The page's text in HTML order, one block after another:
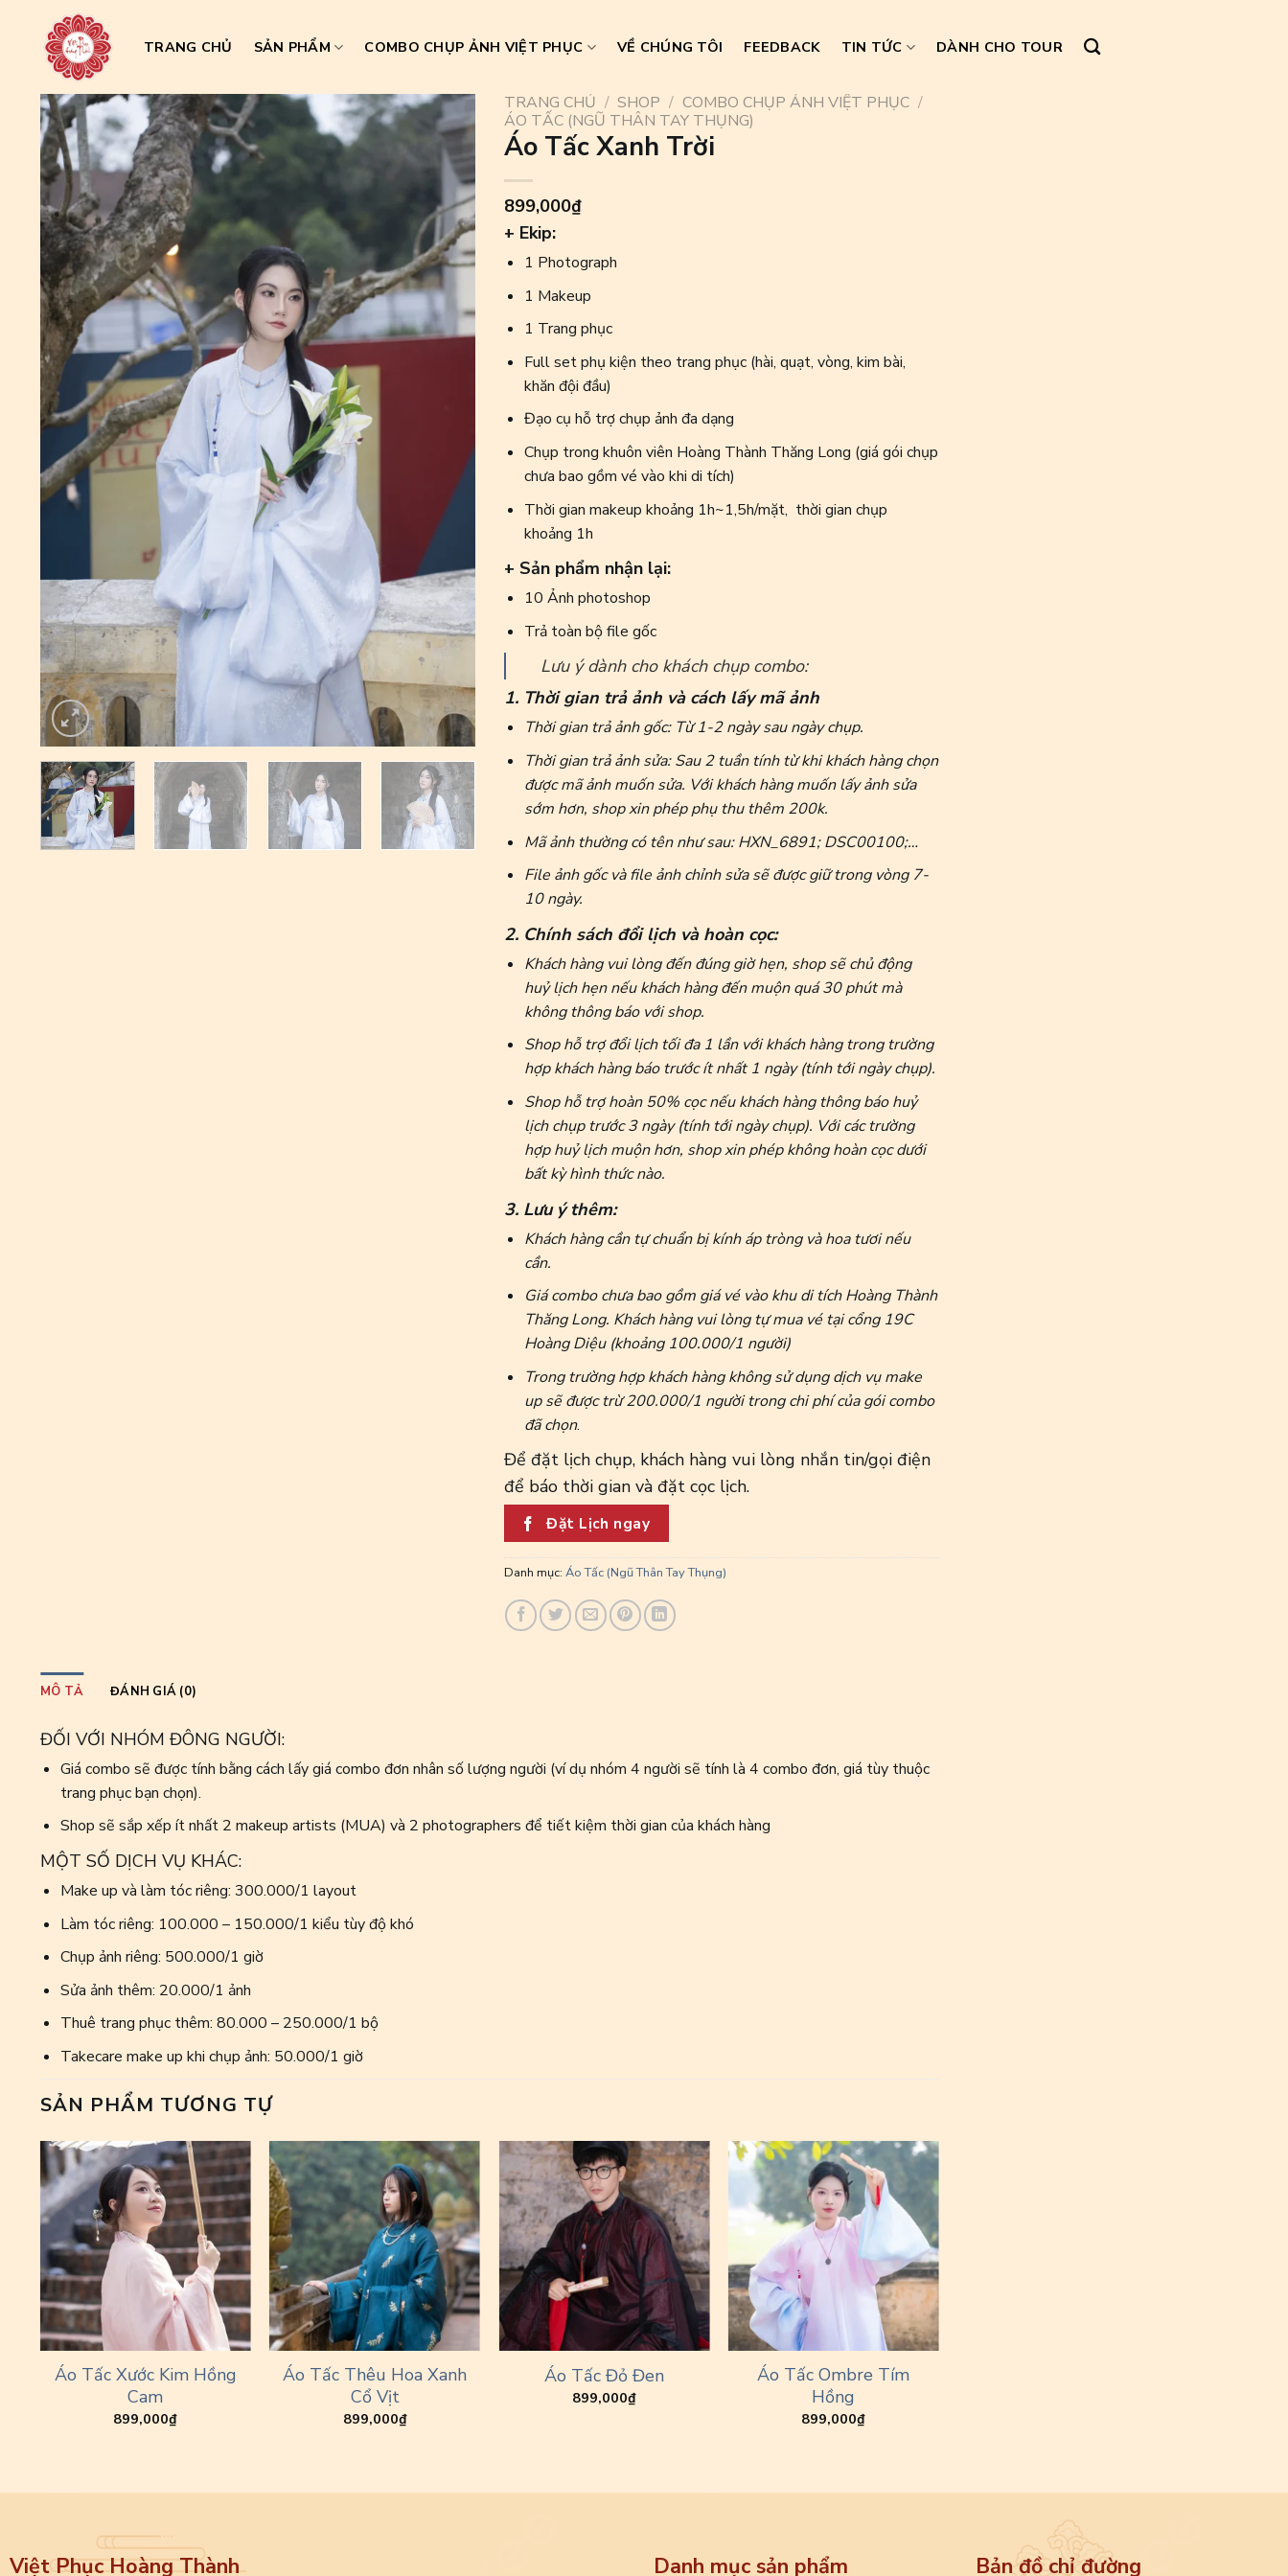
content
TRANG CHỦ SẢN PHẨM COMBO CHỤP ẢNH VIỆT PHỤC VỀ CHÚNG TÔI FEEDBACK TIN TỨC DÀNH CHO TOUR
TRANG CHỦ / SHOP / COMBO CHỤP ẢNH VIỆT PHỤC /
ÁO TẤC (NGŨ THÂN TAY THỤNG)
Áo Tấc Xanh Trời
899,000₫
+ Ekip:
1 Photograph
1 Makeup
1 Trang phục
Full set phụ kiện theo trang phục (hài, quạt, vòng, kim bài,
khăn đội đầu)
Đạo cụ hỗ trợ chụp ảnh đa dạng
Chụp trong khuôn viên Hoàng Thành Thăng Long (giá gói chụp
chưa bao gồm vé vào khi di tích)
Thời gian makeup khoảng 1h~1,5h/mặt, thời gian chụp
khoảng 1h
+ Sản phẩm nhận lại:
10 Ảnh photoshop
Trả toàn bộ file gốc
Lưu ý dành cho khách chụp combo:
1. Thời gian trả ảnh và cách lấy mã ảnh
Thời gian trả ảnh gốc: Từ 1-2 ngày sau ngày chụp.
Thời gian trả ảnh sửa: Sau 2 tuần tính từ khi khách hàng chọn
được mã ảnh muốn sửa. Với khách hàng muốn lấy ảnh sửa
sớm hơn, shop xin phép phụ thu thêm 200k.
Mã ảnh thường có tên như sau: HXN_6891; DSC00100;…
File ảnh gốc và file ảnh chỉnh sửa sẽ được giữ trong vòng 7-
10 ngày.
2. Chính sách đổi lịch và hoàn cọc:
Khách hàng vui lòng đến đúng giờ hẹn, shop sẽ chủ động
huỷ lịch hẹn nếu khách hàng đến muộn quá 30 phút mà
không thông báo với shop.
Shop hỗ trợ đổi lịch tối đa 1 lần với khách hàng trong trường
hợp khách hàng báo trước ít nhất 1 ngày (tính tới ngày chụp).
Shop hỗ trợ hoàn 50% cọc nếu khách hàng thông báo huỷ
lịch chụp trước 3 ngày (tính tới ngày chụp). Với các trường
hợp huỷ lịch muộn hơn, shop xin phép không hoàn cọc dưới
bất kỳ hình thức nào.
3. Lưu ý thêm:
Khách hàng cần tự chuẩn bị kính áp tròng và hoa tươi nếu
cần.
Giá combo chưa bao gồm giá vé vào khu di tích Hoàng Thành
Thăng Long. Khách hàng vui lòng tự mua vé tại cổng 19C
Hoàng Diệu (khoảng 100.000/1 người)
Trong trường hợp khách hàng không sử dụng dịch vụ make
up sẽ được trừ 200.000/1 người trong chi phí của gói combo
đã chọn.
Để đặt lịch chụp, khách hàng vui lòng nhắn tin/gọi điện
để báo thời gian và đặt cọc lịch.
Đặt Lịch ngay
Danh mục: Áo Tấc (Ngũ Thân Tay Thụng)
MÔ TẢ ĐÁNH GIÁ (0)
ĐỐI VỚI NHÓM ĐÔNG NGƯỜI:
Giá combo sẽ được tính bằng cách lấy giá combo đơn nhân số lượng người (ví dụ nhóm 4 người sẽ tính là 4 combo đơn, giá tùy thuộc
trang phục bạn chọn).
Shop sẽ sắp xếp ít nhất 2 makeup artists (MUA) và 2 photographers để tiết kiệm thời gian của khách hàng
MỘT SỐ DỊCH VỤ KHÁC:
Make up và làm tóc riêng: 300.000/1 layout
Làm tóc riêng: 100.000 – 150.000/1 kiểu tùy độ khó
Chụp ảnh riêng: 500.000/1 giờ
Sửa ảnh thêm: 20.000/1 ảnh
Thuê trang phục thêm: 80.000 – 250.000/1 bộ
Takecare make up khi chụp ảnh: 50.000/1 giờ
SẢN PHẨM TƯƠNG TỰ
Áo Tấc Xước Kim Hồng
Cam
899,000₫
Áo Tấc Thêu Hoa Xanh
Cổ Vịt
899,000₫
Áo Tấc Đỏ Đen
899,000₫
Áo Tấc Ombre Tím
Hồng
899,000₫
Việt Phục Hoàng Thành Danh mục sản phẩm Bản đồ chỉ đường